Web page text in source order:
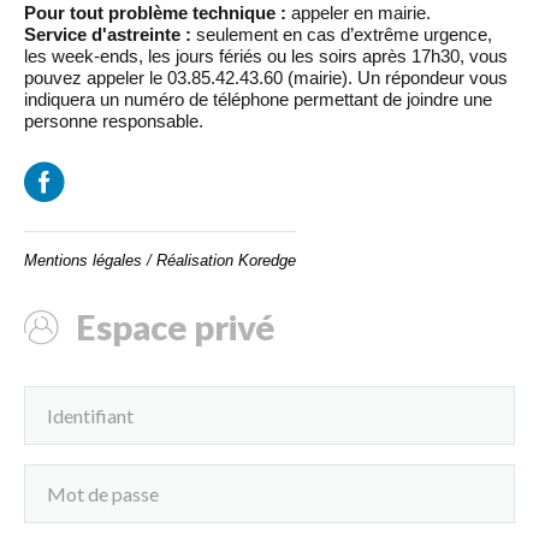
Pour tout problème technique : appeler en mairie.
Service d'astreinte : seulement en cas d’extrême urgence,
les week-ends, les jours fériés ou les soirs après 17h30, vous
pouvez appeler le 03.85.42.43.60 (mairie). Un répondeur vous
indiquera un numéro de téléphone permettant de joindre une
personne responsable.
Mentions légales / Réalisation Koredge
Espace privé